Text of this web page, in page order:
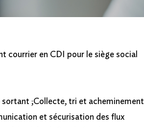
courrier en CDI pour le siège social
;Collecte, tri et acheminement
et sécurisation des flux